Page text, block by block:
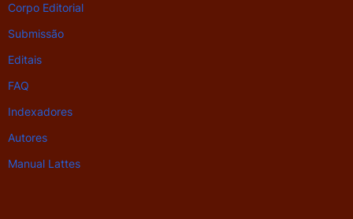
Corpo Editorial
Submissão
Editais
FAQ
Indexadores
Autores
Manual Lattes